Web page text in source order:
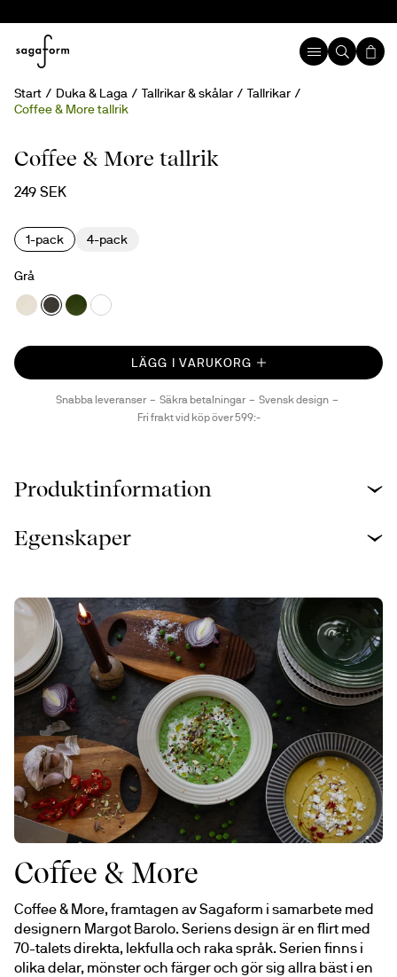
Start Duka & Laga Tallrikar & skålar
Tallrikar
Coffee & More tallrik
Coffee & More tallrik
249 SEK
1-pack 4-pack
Grå
LÄGG I VARUKORG
Snabba leveranser Säkra betalningar
Svensk design
Fri frakt vid köp över 599:-
Produktinformation
Egenskaper
Coffee & More
Coffee & More, framtagen av Sagaform i samarbete med
designern Margot Barolo. Seriens design är en flirt med
70-talets direkta, lekfulla och raka språk. Serien finns i
olika delar, mönster och färger och gör sig allra bäst i en